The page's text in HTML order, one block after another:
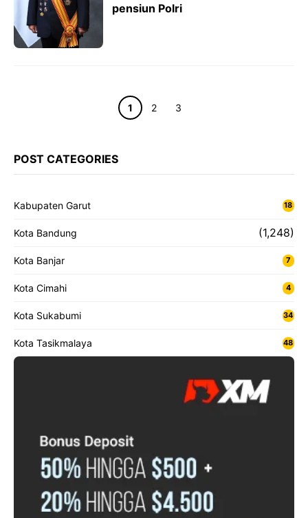
pensiun Polri
Halaman
1 Halaman
2 Halaman
3
POST CATEGORIES
Kabupaten Garut 18
Kota Bandung (1,248)
Kota Banjar 7
Kota Cimahi 4
Kota Sukabumi 34
Kota Tasikmalaya 48